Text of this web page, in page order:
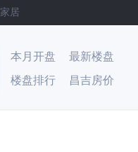
家居
本月开盘
最新楼盘
楼盘排行
昌吉房价